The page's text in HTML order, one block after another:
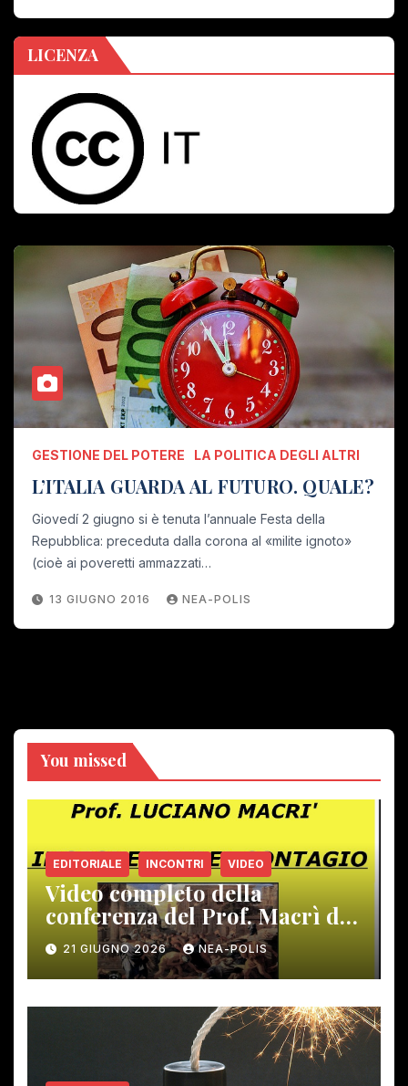
LICENZA
GESTIONE DEL POTERE LA POLITICA DEGLI ALTRI
L’ITALIA GUARDA AL FUTURO. QUALE?
Giovedí 2 giugno si è tenuta l’annuale Festa della
Repubblica: preceduta dalla corona al «milite ignoto»
(cioè ai poveretti ammazzati…
13 GIUGNO 2016 NEA-POLIS
You missed
EDITORIALE INCONTRI VIDEO
Video completo della
conferenza del Prof. Macrì del
12 giugno scorso
21 GIUGNO 2026 NEA-POLIS